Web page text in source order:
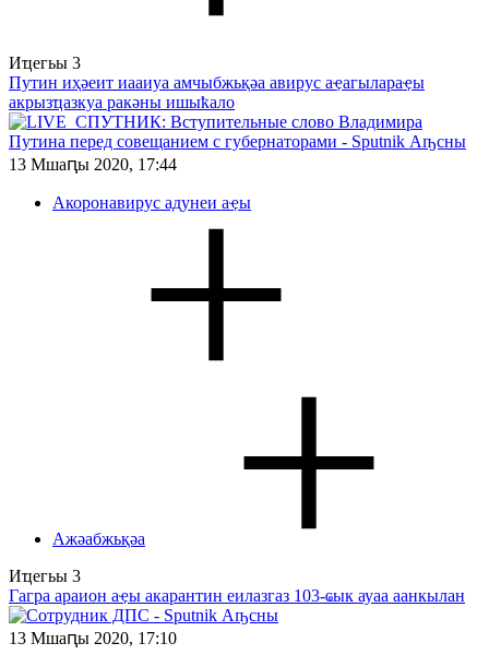
Иҵегьы 3
Путин иҳәеит иааиуа амчыбжьқәа авирус аҿагылараҿы
акрызҵазкуа ракәны ишыҟало
13 Мшаԥы 2020, 17:44
Акоронавирус адунеи аҿы
Ажәабжьқәа
Иҵегьы 3
Гагра араион аҿы акарантин еилазгаз 103-ҩык ауаа аанкылан
13 Мшаԥы 2020, 17:10